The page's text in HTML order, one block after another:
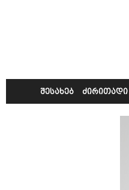
შესახებ ძირითადი